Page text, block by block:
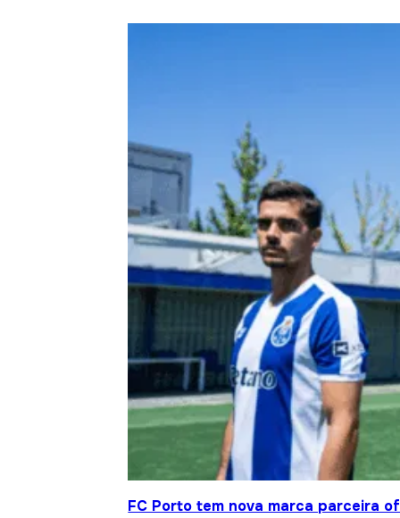
FC Porto tem nova marca parceira